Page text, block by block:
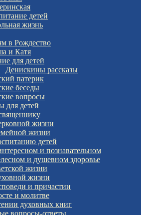
детей
жизнь
в Рождество
и Катя
для детей
Денискины рассказы
патерик
беседы
вопросы
для детей
жизни
жизни
детей
и познавательном
и душевном здоровье
жизни
жизни
и причастии
и молитве
духовных книг
вопросы-ответы